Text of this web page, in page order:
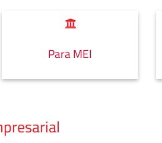
Para MEI